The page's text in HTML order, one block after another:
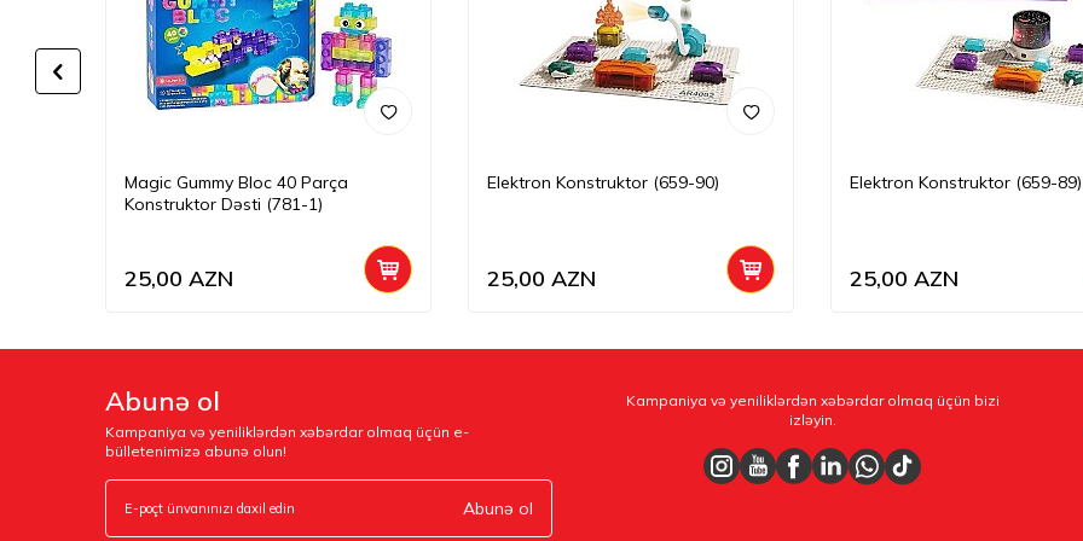
Magic Gummy Bloc 40 Parça
Konstruktor Dəsti (781-1)
25,00 AZN
Elektron Konstruktor (659-90)
25,00 AZN
Elektron Konstruktor (659-89)
25,00 AZN
Abunə ol
Kampaniya və yeniliklərdən xəbərdar olmaq üçün e-
bülletenimizə abunə olun!
Abunə ol
Kampaniya və yeniliklərdən xəbərdar olmaq üçün bizi
izləyin.